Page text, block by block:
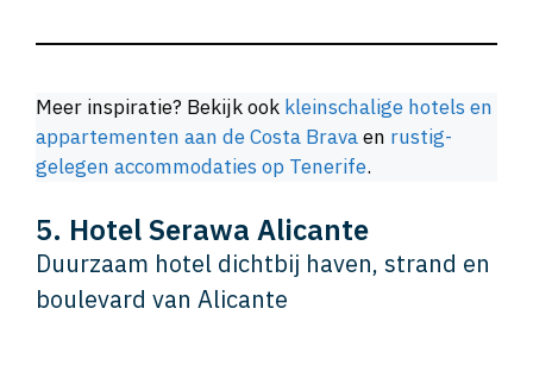
Meer inspiratie? Bekijk ook kleinschalige hotels en
appartementen aan de Costa Bravaen rustig-
gelegen accommodaties op Tenerife.
5. Hotel Serawa Alicante
Duurzaam hotel dichtbij haven, strand en
boulevard van Alicante